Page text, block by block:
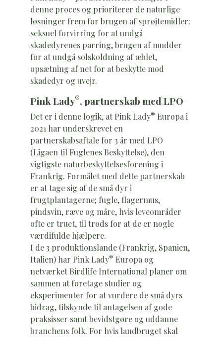
denne proces og prioriterer de naturlige
løsninger frem for brugen af sprøjtemidler:
seksuel forvirring for at undgå
skadedyrenes parring, brugen af mudder
for at undgå solskoldning af æblet,
opsætning af net for at beskytte mod
skadedyr og uvejr.
Pink Lady®, partnerskab med LPO
Det er i denne logik, at Pink Lady® Europa i
2021 har underskrevet en
partnerskabsaftale for 3 år med LPO
(Ligaen til Fuglenes Beskyttelse), den
vigtigste naturbeskyttelsesforening i
Frankrig. Formålet med dette partnerskab
er at tage sig af de små dyr i
frugtplantagerne; fugle, flagermus,
pindsvin, ræve og måre, hvis leveområder
ofte er truet, til trods for at de er nogle
værdifulde hjælpere.
I de 3 produktionslande (Frankrig, Spanien,
Italien) har Pink Lady® Europa og
netværket Birdlife International planer om
sammen at foretage studier og
eksperimenter for at vurdere de små dyrs
bidrag, tilskynde til antagelsen af gode
praksisser samt bevidstgøre og uddanne
branchens folk. For hvis landbruget skal